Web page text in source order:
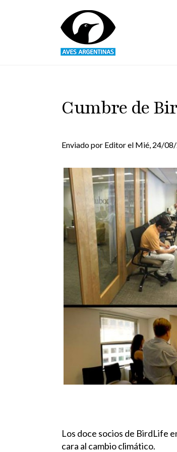
Cumbre de
Enviado por Editorel Mié, 24/
Los doce socios de BirdLife
cara al cambio climático.